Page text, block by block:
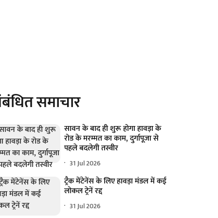
समाचार
सावन के बाद ही शुरू होगा हावड़ा के
रोड के मरम्मत का काम, दुर्गापूजा से
पहले बदलेगी तस्वीर
31 Jul 2026
ट्रैक मेंटेनेंस के लिए हावड़ा मंडल में कई
लोकल ट्रेनें रद्द
31 Jul 2026